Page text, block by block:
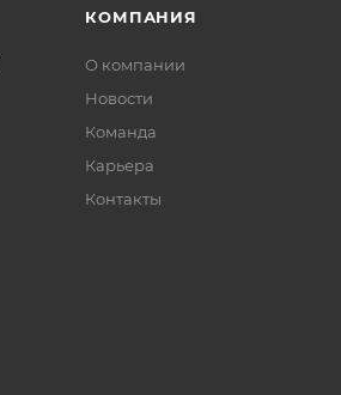
КОМПАНИЯ
О компании
Новости
Команда
Карьера
Контакты